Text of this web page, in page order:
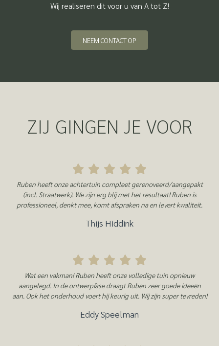
Wij realiseren dit voor u van A tot Z!
NEEM CONTACT OP
ZIJ GINGEN JE VOOR
Ruben heeft onze achtertuin compleet gerenoveerd/aangepakt
(incl. Straatwerk). We zijn erg blij met het resultaat! Ruben is
professioneel, denkt mee, komt afspraken na en levert kwaliteit.
Thijs Hiddink
Wat een vakman! Ruben heeft onze volledige tuin opnieuw
aangelegd. In de ontwerpfase draagt Ruben zeer goede ideeën
aan. Ook het onderhoud voert hij keurig uit. Wij zijn super tevreden!
Eddy Speelman